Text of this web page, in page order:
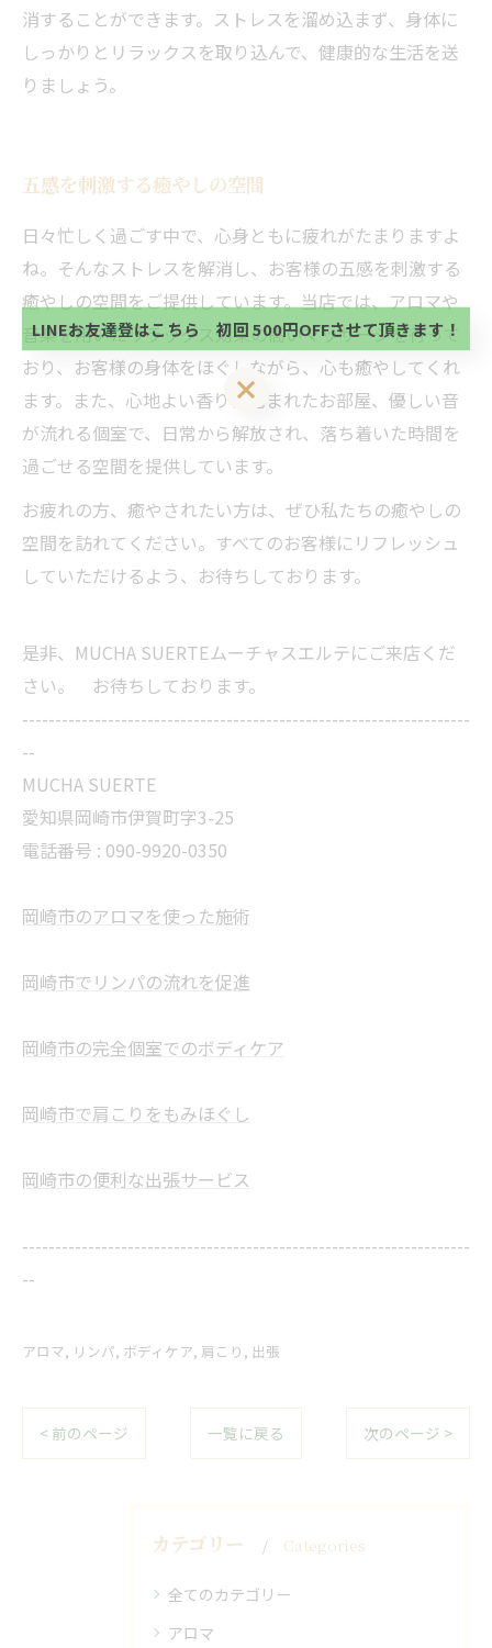
消することができます。ストレスを溜め込まず、身体に
しっかりとリラックスを取り込んで、健康的な生活を送
りましょう。
五感を刺激する癒やしの空間
日々忙しく過ごす中で、心身ともに疲れがたまりますよ
ね。そんなストレスを解消し、お客様の五感を刺激する
癒やしの空間をご提供しています。当店では、アロマや
音楽を用いたリラックス効果の高いマッサージを行って
おり、お客様の身体をほぐしながら、心も癒やしてくれ
ます。また、心地よい香りに包まれたお部屋、優しい音
が流れる個室で、日常から解放され、落ち着いた時間を
過ごせる空間を提供しています。
お疲れの方、癒やされたい方は、ぜひ私たちの癒やしの
空間を訪れてください。すべてのお客様にリフレッシュ
していただけるよう、お待ちしております。
是非、MUCHA SUERTEムーチャスエルテにご来店くだ
さい。 お待ちしております。
--------------------------------------------------------------------
--
MUCHA SUERTE
愛知県岡崎市伊賀町字3-25
電話番号 : 090-9920-0350
岡崎市のアロマを使った施術
岡崎市でリンパの流れを促進
岡崎市の完全個室でのボディケア
岡崎市で肩こりをもみほぐし
岡崎市の便利な出張サービス
--------------------------------------------------------------------
--
アロマ リンパ ボディケア 肩こり 出張
< 前のページ 一覧に戻る 次のページ >
カテゴリー Categories
全てのカテゴリー
アロマ
当サロンの公式LINE@にお友達登録頂いたお客様は
初回 500円OFFさせて頂きます。 既に 追加済の
方、不必要な方 お手数ですが、✖印でお閉じ下さ
い。
LINEお友達登はこちら 初回 500円OFFさせて頂きます！
当サロンの公式LINE@にお友達登録頂いたお客様は
初回 500円OFFさせて頂きます。 既に 追加済の
方、不必要な方 お手数ですが、✖印でお閉じ下さ
LINEお友達登はこちら 初回 500円OFFさせて頂きます！